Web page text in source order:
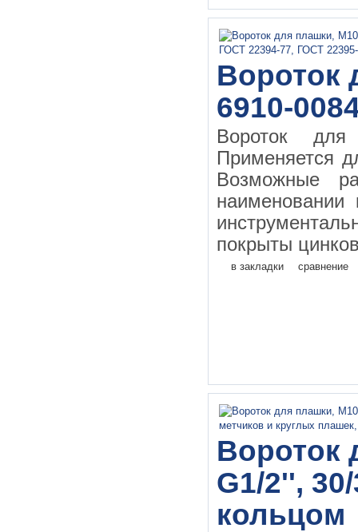
Вороток
6910-
Вороток
Применяется
Возможные
наименовании
покрыты
в закладки сравнение
Вороток
G1/2'',
кольцом